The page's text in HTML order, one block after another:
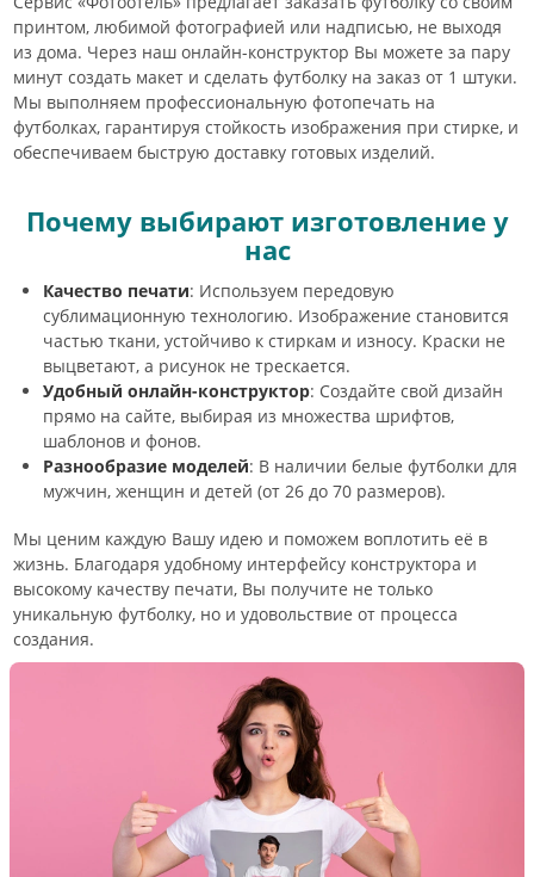
принтом, любимой фотографией или надписью, не выходя
из дома. Через наш онлайн-конструктор Вы можете за пару
минут создать макет и сделать футболку на заказ от 1 штуки.
Мы выполняем профессиональную фотопечать на
футболках, гарантируя стойкость изображения при стирке, и
обеспечиваем быструю доставку готовых изделий.
Почему выбирают изготовление у
нас
Качество печати: Используем передовую
сублимационную технологию. Изображение становится
частью ткани, устойчиво к стиркам и износу. Краски не
выцветают, а рисунок не трескается.
Удобный онлайн-конструктор: Создайте свой дизайн
прямо на сайте, выбирая из множества шрифтов,
шаблонов и фонов.
Разнообразие моделей: В наличии белые футболки для
мужчин, женщин и детей (от 26 до 70 размеров).
Мы ценим каждую Вашу идею и поможем воплотить её в
жизнь. Благодаря удобному интерфейсу конструктора и
высокому качеству печати, Вы получите не только
уникальную футболку, но и удовольствие от процесса
создания.